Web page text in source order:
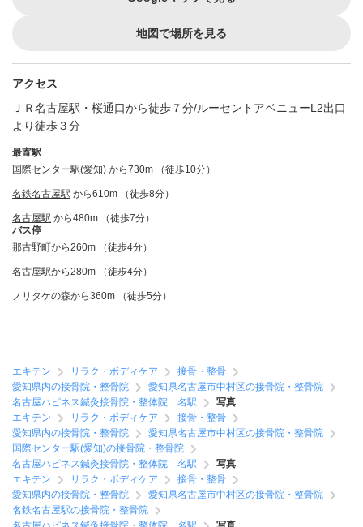
地図で場所を見る
アクセス
ＪＲ名古屋駅・桜通口から徒歩７分/ルーセントアベニューL2出口
より徒歩３分
最寄駅
国際センター駅(愛知) から730m （徒歩10分）
名鉄名古屋駅 から610m （徒歩8分）
名古屋駅 から480m （徒歩7分）
バス停
那古野町から260m （徒歩4分）
名古屋駅から280m （徒歩4分）
ノリタケの森から360m （徒歩5分）
エキテン リラク・ボディケア
接骨・整骨
愛知県内の接骨院・整骨院
愛知県名古屋市中村区の接骨院・整骨院
名古屋ハピネス鍼灸接骨院・整体院 名駅
写真
エキテン
リラク・ボディケア
接骨・整骨
愛知県内の接骨院・整骨院
愛知県名古屋市中村区の接骨院・整骨院
国際センター駅(愛知)の接骨院・整骨院
名古屋ハピネス鍼灸接骨院・整体院 名駅
写真
エキテン
リラク・ボディケア
接骨・整骨
愛知県内の接骨院・整骨院
愛知県名古屋市中村区の接骨院・整骨院
名鉄名古屋駅の接骨院・整骨院